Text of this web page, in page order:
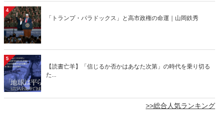
4
「トランプ・パラドックス」と高市政権の命運｜山岡鉄秀
5
【読書亡羊】「信じるか否かはあなた次第」の時代を乗り切る
た...
>>総合人気ランキング